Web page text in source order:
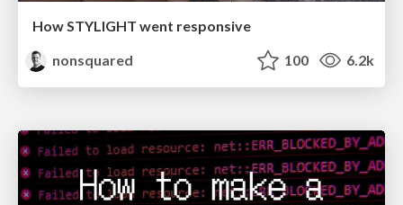
How STYLIGHT went responsive
nonsquared
100 6.2k